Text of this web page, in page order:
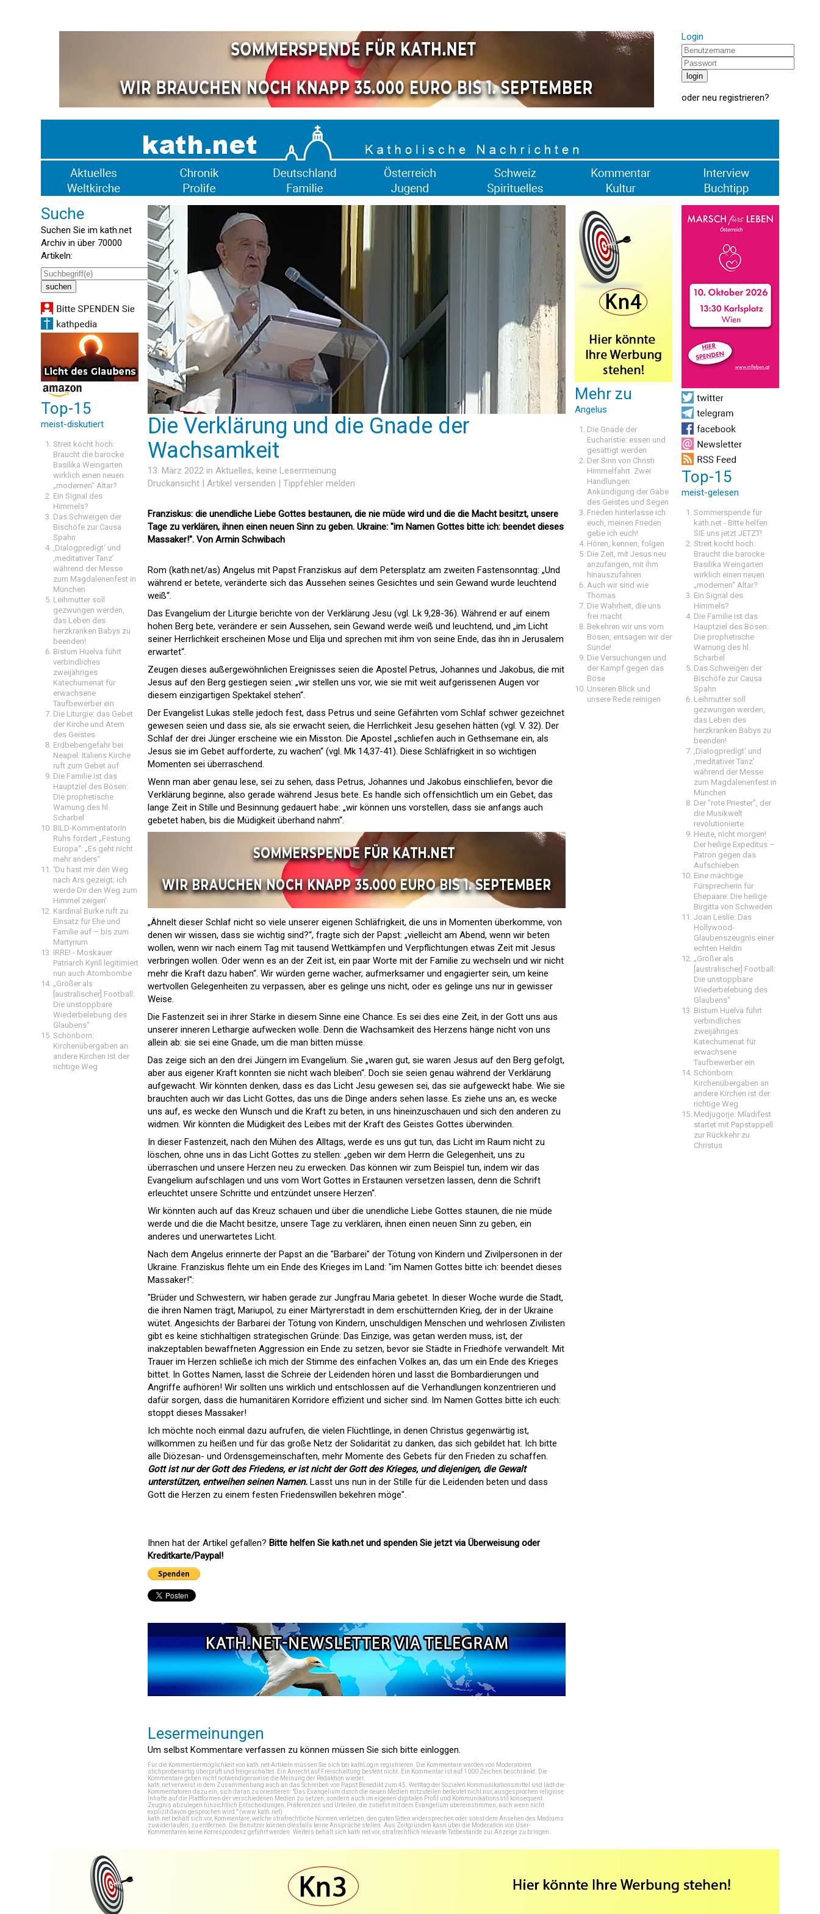
Login
oder neu registrieren?
Suche
Suchen Sie im kath.net
Archiv in über 70000
Artikeln:
Top-15
meist-diskutiert
Streit kocht hoch:
Braucht die barocke
Basilika Weingarten
wirklich einen neuen
„modernen“ Altar?
Ein Signal des
Himmels?
Das Schweigen der
Bischöfe zur Causa
Spahn
‚Dialogpredigt‘ und
‚meditativer Tanz’
während der Messe
zum Magdalenenfest in
München
Leihmutter soll
gezwungen werden,
das Leben des
herzkranken Babys zu
beenden!
Bistum Huelva führt
verbindliches
zweijähriges
Katechumenat für
erwachsene
Taufbewerber ein
Die Liturgie: das Gebet
der Kirche und Atem
des Geistes
Erdbebengefahr bei
Neapel: Italiens Kirche
ruft zum Gebet auf
Die Familie ist das
Hauptziel des Bösen:
Die prophetische
Warnung des hl.
Scharbel
BILD-Kommentatorin
Ruhs fordert „Festung
Europa“: „Es geht nicht
mehr anders“
'Du hast mir den Weg
nach Ars gezeigt; ich
werde Dir den Weg zum
Himmel zeigen'
Kardinal Burke ruft zu
Einsatz für Ehe und
Familie auf – bis zum
Martyrium
IRRE! - Moskauer
Patriarch Kyrill legitimiert
nun auch Atombombe
„Größer als
[australischer] Football:
Die unstoppbare
Wiederbelebung des
Glaubens“
Schönborn:
Kirchenübergaben an
andere Kirchen ist der
richtige Weg
Die Verklärung und die Gnade der
Wachsamkeit
13. März 2022 in Aktuelles, keine Lesermeinung
Druckansicht | Artikel versenden | Tippfehler melden
Franziskus: die unendliche Liebe Gottes bestaunen, die nie müde wird und die die Macht besitzt, unsere
Tage zu verklären, ihnen einen neuen Sinn zu geben. Ukraine: "im Namen Gottes bitte ich: beendet dieses
Massaker!". Von Armin Schwibach
Rom (kath.net/as) Angelus mit Papst Franziskus auf dem Petersplatz am zweiten Fastensonntag: „Und
während er betete, veränderte sich das Aussehen seines Gesichtes und sein Gewand wurde leuchtend
weiß“.
Das Evangelium der Liturgie berichte von der Verklärung Jesu (vgl. Lk 9,28-36). Während er auf einem
hohen Berg bete, verändere er sein Aussehen, sein Gewand werde weiß und leuchtend, und „im Licht
seiner Herrlichkeit erscheinen Mose und Elija und sprechen mit ihm von seine Ende, das ihn in Jerusalem
erwartet“.
Zeugen dieses außergewöhnlichen Ereignisses seien die Apostel Petrus, Johannes und Jakobus, die mit
Jesus auf den Berg gestiegen seien: „wir stellen uns vor, wie sie mit weit aufgerissenen Augen vor
diesem einzigartigen Spektakel stehen“.
Der Evangelist Lukas stelle jedoch fest, dass Petrus und seine Gefährten vom Schlaf schwer gezeichnet
gewesen seien und dass sie, als sie erwacht seien, die Herrlichkeit Jesu gesehen hätten (vgl. V. 32). Der
Schlaf der drei Jünger erscheine wie ein Misston. Die Apostel „schliefen auch in Gethsemane ein, als
Jesus sie im Gebet aufforderte, zu wachen“ (vgl. Mk 14,37-41). Diese Schläfrigkeit in so wichtigen
Momenten sei überraschend.
Wenn man aber genau lese, sei zu sehen, dass Petrus, Johannes und Jakobus einschliefen, bevor die
Verklärung beginne, also gerade während Jesus bete. Es handle sich offensichtlich um ein Gebet, das
lange Zeit in Stille und Besinnung gedauert habe: „wir können uns vorstellen, dass sie anfangs auch
gebetet haben, bis die Müdigkeit überhand nahm“.
„Ähnelt dieser Schlaf nicht so viele unserer eigenen Schläfrigkeit, die uns in Momenten überkomme, von
denen wir wissen, dass sie wichtig sind?“, fragte sich der Papst: „vielleicht am Abend, wenn wir beten
wollen, wenn wir nach einem Tag mit tausend Wettkämpfen und Verpflichtungen etwas Zeit mit Jesus
verbringen wollen. Oder wenn es an der Zeit ist, ein paar Worte mit der Familie zu wechseln und wir nicht
mehr die Kraft dazu haben“. Wir würden gerne wacher, aufmerksamer und engagierter sein, um keine
wertvollen Gelegenheiten zu verpassen, aber es gelinge uns nicht, oder es gelinge uns nur in gewisser
Weise.
Die Fastenzeit sei in ihrer Stärke in diesem Sinne eine Chance. Es sei dies eine Zeit, in der Gott uns aus
unserer inneren Lethargie aufwecken wolle. Denn die Wachsamkeit des Herzens hänge nicht von uns
allein ab: sie sei eine Gnade, um die man bitten müsse.
Das zeige sich an den drei Jüngern im Evangelium. Sie „waren gut, sie waren Jesus auf den Berg gefolgt,
aber aus eigener Kraft konnten sie nicht wach bleiben“. Doch sie seien genau während der Verklärung
aufgewacht. Wir könnten denken, dass es das Licht Jesu gewesen sei, das sie aufgeweckt habe. Wie sie
brauchten auch wir das Licht Gottes, das uns die Dinge anders sehen lasse. Es ziehe uns an, es wecke
uns auf, es wecke den Wunsch und die Kraft zu beten, in uns hineinzuschauen und sich den anderen zu
widmen. Wir könnten die Müdigkeit des Leibes mit der Kraft des Geistes Gottes überwinden.
In dieser Fastenzeit, nach den Mühen des Alltags, werde es uns gut tun, das Licht im Raum nicht zu
löschen, ohne uns in das Licht Gottes zu stellen: „geben wir dem Herrn die Gelegenheit, uns zu
überraschen und unsere Herzen neu zu erwecken. Das können wir zum Beispiel tun, indem wir das
Evangelium aufschlagen und uns vom Wort Gottes in Erstaunen versetzen lassen, denn die Schrift
erleuchtet unsere Schritte und entzündet unsere Herzen“.
Wir könnten auch auf das Kreuz schauen und über die unendliche Liebe Gottes staunen, die nie müde
werde und die die Macht besitze, unsere Tage zu verklären, ihnen einen neuen Sinn zu geben, ein
anderes und unerwartetes Licht.
Nach dem Angelus erinnerte der Papst an die "Barbarei" der Tötung von Kindern und Zivilpersonen in der
Ukraine. Franziskus flehte um ein Ende des Krieges im Land: "im Namen Gottes bitte ich: beendet dieses
Massaker!":
"Brüder und Schwestern, wir haben gerade zur Jungfrau Maria gebetet. In dieser Woche wurde die Stadt,
die ihren Namen trägt, Mariupol, zu einer Märtyrerstadt in dem erschütternden Krieg, der in der Ukraine
wütet. Angesichts der Barbarei der Tötung von Kindern, unschuldigen Menschen und wehrlosen Zivilisten
gibt es keine stichhaltigen strategischen Gründe: Das Einzige, was getan werden muss, ist, der
inakzeptablen bewaffneten Aggression ein Ende zu setzen, bevor sie Städte in Friedhöfe verwandelt. Mit
Trauer im Herzen schließe ich mich der Stimme des einfachen Volkes an, das um ein Ende des Krieges
bittet. In Gottes Namen, lasst die Schreie der Leidenden hören und lasst die Bombardierungen und
Angriffe aufhören! Wir sollten uns wirklich und entschlossen auf die Verhandlungen konzentrieren und
dafür sorgen, dass die humanitären Korridore effizient und sicher sind. Im Namen Gottes bitte ich euch:
stoppt dieses Massaker!
Ich möchte noch einmal dazu aufrufen, die vielen Flüchtlinge, in denen Christus gegenwärtig ist,
willkommen zu heißen und für das große Netz der Solidarität zu danken, das sich gebildet hat. Ich bitte
alle Diözesan- und Ordensgemeinschaften, mehr Momente des Gebets für den Frieden zu schaffen.
Gott ist nur der Gott des Friedens, er ist nicht der Gott des Krieges, und diejenigen, die Gewalt
unterstützen, entweihen seinen Namen. Lasst uns nun in der Stille für die Leidenden beten und dass
Gott die Herzen zu einem festen Friedenswillen bekehren möge".
Ihnen hat der Artikel gefallen? Bitte helfen Sie kath.net und spenden Sie jetzt via Überweisung oder
Kreditkarte/Paypal!
Lesermeinungen
Um selbst Kommentare verfassen zu können müssen Sie sich bitte einloggen.
Für die Kommentiermöglichkeit von kath.net-Artikeln müssen Sie sich bei kathLogin registrieren . Die Kommentare werden von Moderatoren
stichprobenartig überprüft und freigeschaltet. Ein Anrecht auf Freischaltung besteht nicht. Ein Kommentar ist auf 1000 Zeichen beschränkt. Die
Kommentare geben nicht notwendigerweise die Meinung der Redaktion wieder.
kath.net verweist in dem Zusammenhang auch an das Schreiben von Papst Benedikt zum 45. Welttag der Sozialen Kommunikationsmittel und lädt die
Kommentatoren dazu ein, sich daran zu orientieren: "Das Evangelium durch die neuen Medien mitzuteilen bedeutet nicht nur, ausgesprochen religiöse
Inhalte auf die Plattformen der verschiedenen Medien zu setzen, sondern auch im eigenen digitalen Profil und Kommunikationsstil konsequent
Zeugnis abzulegen hinsichtlich Entscheidungen, Präferenzen und Urteilen, die zutiefst mit dem Evangelium übereinstimmen, auch wenn nicht
explizit davon gesprochen wird." (www.kath.net)
kath.net behält sich vor, Kommentare, welche strafrechtliche Normen verletzen, den guten Sitten widersprechen oder sonst dem Ansehen des Mediums
zuwiderlaufen, zu entfernen. Die Benutzer können diesfalls keine Ansprüche stellen. Aus Zeitgründen kann über die Moderation von User-
Kommentaren keine Korrespondenz geführt werden. Weiters behält sich kath.net vor, strafrechtlich relevante Tatbestände zur Anzeige zu bringen.
Mehr zu
Angelus
Die Gnade der
Eucharistie: essen und
gesättigt werden
Der Sinn von Christi
Himmelfahrt. Zwei
Handlungen:
Ankündigung der Gabe
des Geistes und Segen
Frieden hinterlasse ich
euch, meinen Frieden
gebe ich euch!
Hören, kennen, folgen
Die Zeit, mit Jesus neu
anzufangen, mit ihm
hinauszufahren
Auch wir sind wie
Thomas
Die Wahrheit, die uns
frei macht
Bekehren wir uns vom
Bösen, entsagen wir der
Sünde!
Die Versuchungen und
der Kampf gegen das
Böse
Unseren Blick und
unsere Rede reinigen
Top-15
meist-gelesen
Sommerspende für
kath.net - Bitte helfen
SIE uns jetzt JETZT!
Streit kocht hoch:
Braucht die barocke
Basilika Weingarten
wirklich einen neuen
„modernen“ Altar?
Ein Signal des
Himmels?
Die Familie ist das
Hauptziel des Bösen:
Die prophetische
Warnung des hl.
Scharbel
Das Schweigen der
Bischöfe zur Causa
Spahn
Leihmutter soll
gezwungen werden,
das Leben des
herzkranken Babys zu
beenden!
‚Dialogpredigt‘ und
‚meditativer Tanz’
während der Messe
zum Magdalenenfest in
München
Der "rote Priester", der
die Musikwelt
revolutionierte
Heute, nicht morgen!
Der heilige Expeditus –
Patron gegen das
Aufschieben
Eine mächtige
Fürsprecherin für
Ehepaare: Die heilige
Birgitta von Schweden
Joan Leslie: Das
Hollywood-
Glaubenszeugnis einer
echten Heldin
„Größer als
[australischer] Football:
Die unstoppbare
Wiederbelebung des
Glaubens“
Bistum Huelva führt
verbindliches
zweijähriges
Katechumenat für
erwachsene
Taufbewerber ein
Schönborn:
Kirchenübergaben an
andere Kirchen ist der
richtige Weg
Medjugorje: Mladifest
startet mit Papstappell
zur Rückkehr zu
Christus